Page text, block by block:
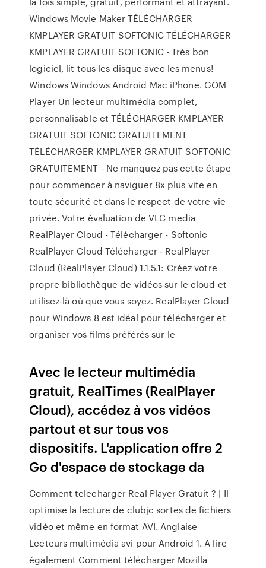
Windows Movie Maker TÉLÉCHARGER
KMPLAYER GRATUIT SOFTONIC TÉLÉCHARGER
KMPLAYER GRATUIT SOFTONIC - Très bon
logiciel, lit tous les disque avec les menus!
Windows Windows Android Mac iPhone. GOM
Player Un lecteur multimédia complet,
personnalisable et TÉLÉCHARGER KMPLAYER
GRATUIT SOFTONIC GRATUITEMENT
TÉLÉCHARGER KMPLAYER GRATUIT SOFTONIC
GRATUITEMENT - Ne manquez pas cette étape
pour commencer à naviguer 8x plus vite en
toute sécurité et dans le respect de votre vie
privée. Votre évaluation de VLC media
RealPlayer Cloud - Télécharger - Softonic
RealPlayer Cloud Télécharger - RealPlayer
Cloud (RealPlayer Cloud) 1.1.5.1: Créez votre
propre bibliothèque de vidéos sur le cloud et
utilisez-là où que vous soyez. RealPlayer Cloud
pour Windows 8 est idéal pour télécharger et
organiser vos films préférés sur le
Avec le lecteur multimédia
gratuit, RealTimes (RealPlayer
Cloud), accédez à vos vidéos
partout et sur tous vos
dispositifs. L'application offre 2
Go d'espace de stockage da
Comment telecharger Real Player Gratuit ? | Il
optimise la lecture de clubjc sortes de fichiers
vidéo et même en format AVI. Anglaise
Lecteurs multimédia avi pour Android 1. A lire
également Comment télécharger Mozilla